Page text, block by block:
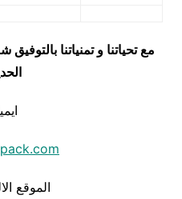
مع تحياتنا و تمنياتنا
الموقع